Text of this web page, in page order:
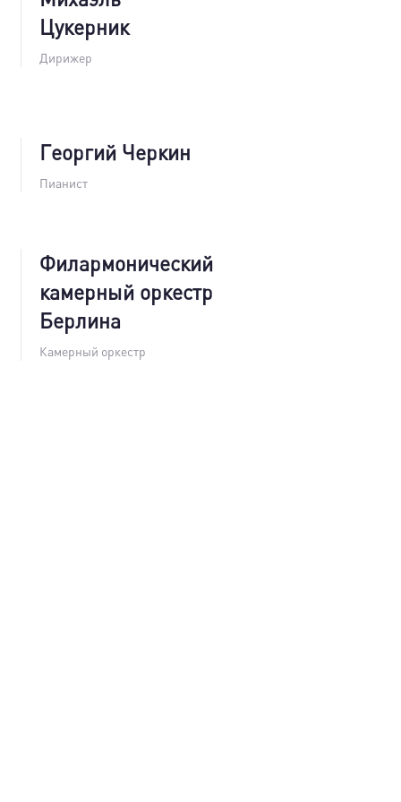
Цукерник
Дирижер
Георгий Черкин
Пианист
Филармонический
камерный оркестр
Берлина
Камерный оркестр